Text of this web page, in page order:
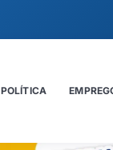
POLÍTICA